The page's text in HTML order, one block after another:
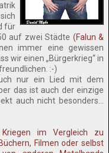
für
auf zwei Städte (Falun &
immer eine gewissen
wir einen „Bürgerkrieg“ in
:-)
nur ein Lied mit dem
das ist auch der einzige
auch nicht besonders…
im Vergleich zu
Filmen oder selbst